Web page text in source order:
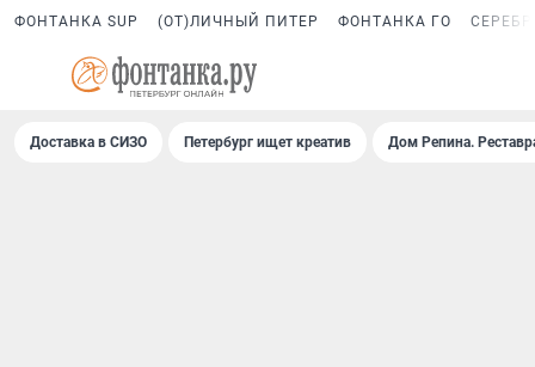
ФОНТАНКА SUP (ОТ)ЛИЧНЫЙ ПИТЕР ФОНТАНКА ГО
Доставка в СИЗО Петербург ищет креатив Дом Репина.